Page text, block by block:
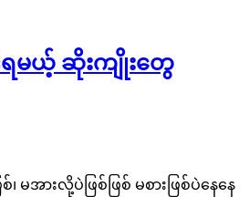
မအားလို့ပဲဖြစ်ဖြစ် မစားဖြစ်ပဲနေနေ
ာ့ ဒီအကျင့်လေးတွေကိုပြင်ပေးသင့်
တဲ့အခါ ဆိုးကျိုးဘယ်လောက်တောင်ရ
ာမို့ ဒါလေးဖတ်ပြီးရင်တော့မနက်စာကို
တိုက်တွန်းချင်ပါတယ်ရှင်…(၁) နှလုံး